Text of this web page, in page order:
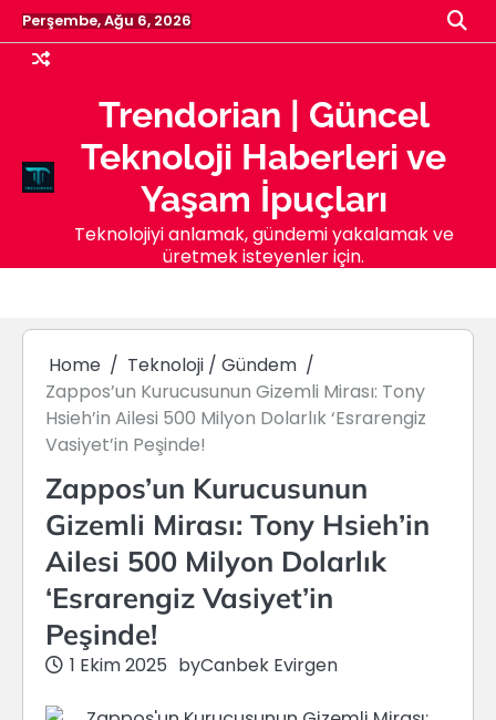
Skip
to
content
Perşembe, Ağu 6, 2026
Trendorian | Güncel
Teknoloji Haberleri ve
Yaşam İpuçları
Teknolojiyi anlamak, gündemi yakalamak ve
üretmek isteyenler için.
Home
Teknoloji / Gündem
Zappos’un Kurucusunun Gizemli Mirası: Tony
Hsieh’in Ailesi 500 Milyon Dolarlık ‘Esrarengiz
Vasiyet’in Peşinde!
Zappos’un Kurucusunun
Gizemli Mirası: Tony Hsieh’in
Ailesi 500 Milyon Dolarlık
‘Esrarengiz Vasiyet’in
Peşinde!
1 Ekim 2025 byCanbek Evirgen